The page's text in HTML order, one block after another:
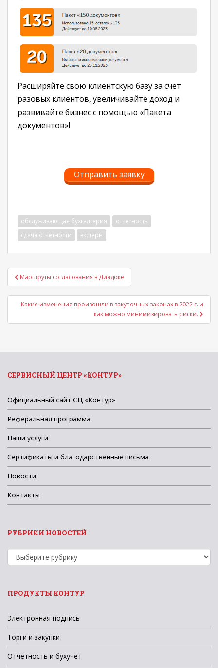
Расширяйте свою клиентскую базу за счет
разовых клиентов, увеличивайте доход и
развивайте бизнес с помощью «Пакета
документов»!
Отправить заявку
обслуживающая бухгалтерия
отчетность
сдача отчетности
экстерн
Навигация
по
записям
Маршруты согласования в Диадоке
Какие изменения произошли в закупочных законах в 2022 г. и
как можно минимизировать риски.
СЕРВИСНЫЙ ЦЕНТР «КОНТУР»
Официальный сайт СЦ «Контур»
Реферальная программа
Наши услуги
Сертификаты и благодарственные письма
Новости
Контакты
РУБРИКИ НОВОСТЕЙ
Рубрики
новостей
ПРОДУКТЫ КОНТУР
Электронная подпись
Торги и закупки
Отчетность и бухучет